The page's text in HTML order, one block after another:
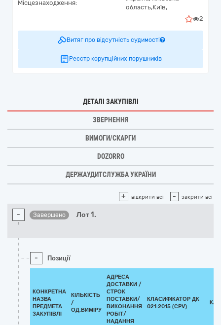
Місцезнаходження:
область,Київ,
2
Витяг про відсутність судимості
Реєстр корупційних порушників
ДЕТАЛІ ЗАКУПІВЛІ
ЗВЕРНЕННЯ
ВИМОГИ/СКАРГИ
DOZORRO
ДЕРЖАУДИТСЛУЖБА УКРАЇНИ
+ відкрити всі - закрити всі
- Завершено Лот 1.
- Позиції
КОНКРЕТНА
НАЗВА
ПРЕДМЕТА
ЗАКУПІВЛІ
КІЛЬКІСТЬ
/
ОД.ВИМІРУ
АДРЕСА
ДОСТАВКИ /
СТРОК
ПОСТАВКИ/
ВИКОНАННЯ
РОБІТ/
НАДАННЯ
КЛАСИФІКАТОР ДК
021:2015 (CPV)